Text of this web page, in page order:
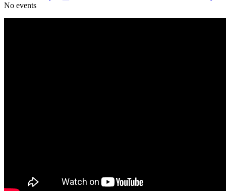
No events